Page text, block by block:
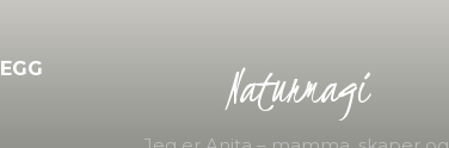
Naturmagi